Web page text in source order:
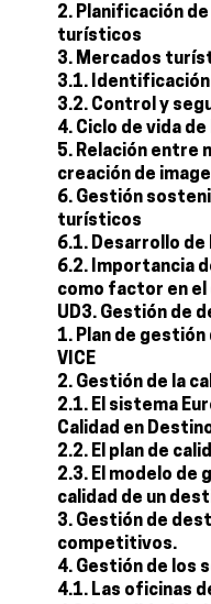
2. Planificación
turísticos
3. Mercados
3.1.
3.2. Control y
4. Ciclo de vida
5. Relación entre
creación de
6. Gestión
turísticos
6.1. Desarrollo
6.2. Importancia
como factor en el
UD3. Gestión de
1. Plan de
VICE
2. Gestión de la
2.1. El sistema
Calidad en
2.2. El plan de
2.3. El modelo de
calidad de un
3. Gestión de
competitivos.
4. Gestión de los
4.1. Las oficinas